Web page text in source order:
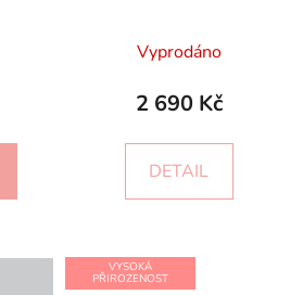
Vyprodáno
2 690 Kč
DETAIL
VYSOKÁ
PŘIROZENOST